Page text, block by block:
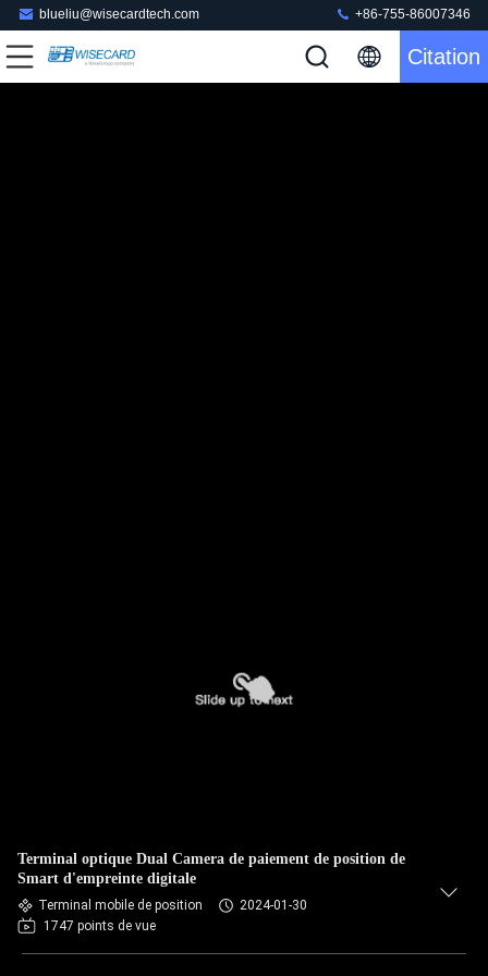
blueliu@wisecardtech.com +86-755-86007346
Citation
Terminal optique Dual Camera de paiement de position de
Smart d'empreinte digitale
Terminal mobile de position
2024-01-30
1747 points de vue